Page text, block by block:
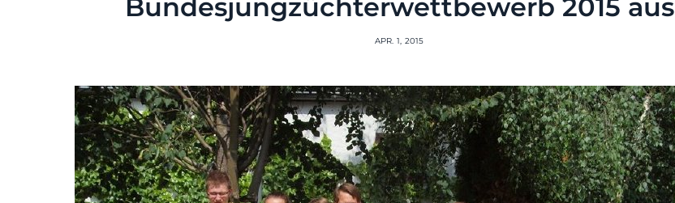
Bundesjungzüchterwettbewerb 2015 aus
APR. 1, 2015